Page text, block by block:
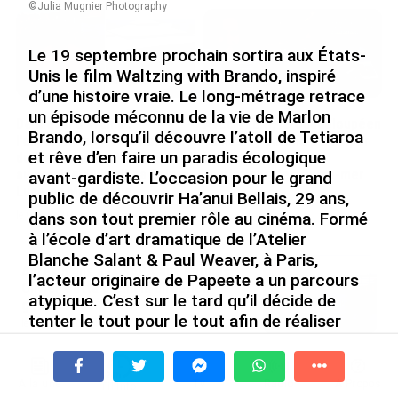
De Messi à Trump :
l’expérience internationale
du Martiniquais Benoît Etinof
au service du Karibea Sainte-
Luce en Martinique
le 07/08/2026
Avec VEENI, le Guadeloupéen
Yanis Foy entend participer
au développement
touristique des Outre-mer
le 06/08/2026
Après 5 ans à la SARA aux Antilles,
Olivier Cotta prend la direction
générale de...
le 05/08/2026
En juin 2026, les prix à la
consommation diminuent à
À la une Tv Radio A Propos
©Julia Mugnier Photography
Le 19 septembre prochain sortira aux États-
Unis le film Waltzing with Brando, inspiré
d’une histoire vraie. Le long-métrage retrace
un épisode méconnu de la vie de Marlon
Brando, lorsqu’il découvre l’atoll de Tetiaroa
et rêve d’en faire un paradis écologique
avant-gardiste. L’occasion pour le grand
public de découvrir Ha’anui Bellais, 29 ans,
dans son tout premier rôle au cinéma. Formé
à l’école d’art dramatique de l’Atelier
Blanche Salant & Paul Weaver, à Paris,
l’acteur originaire de Papeete a un parcours
atypique. C’est sur le tard qu’il décide de
tenter le tout pour le tout afin de réaliser
commencé bien loin des projecteurs, au
Canada.